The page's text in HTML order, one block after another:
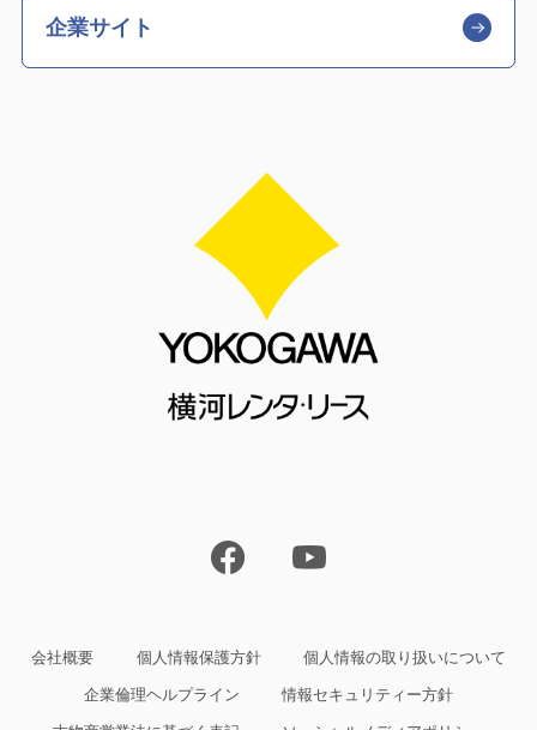
企業サイト
会社概要 個人情報保護方針 個人情報の取り扱いについて
企業倫理ヘルプライン 情報セキュリティー方針